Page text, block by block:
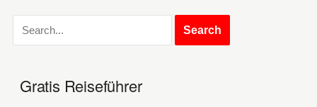
Gratis Reiseführer